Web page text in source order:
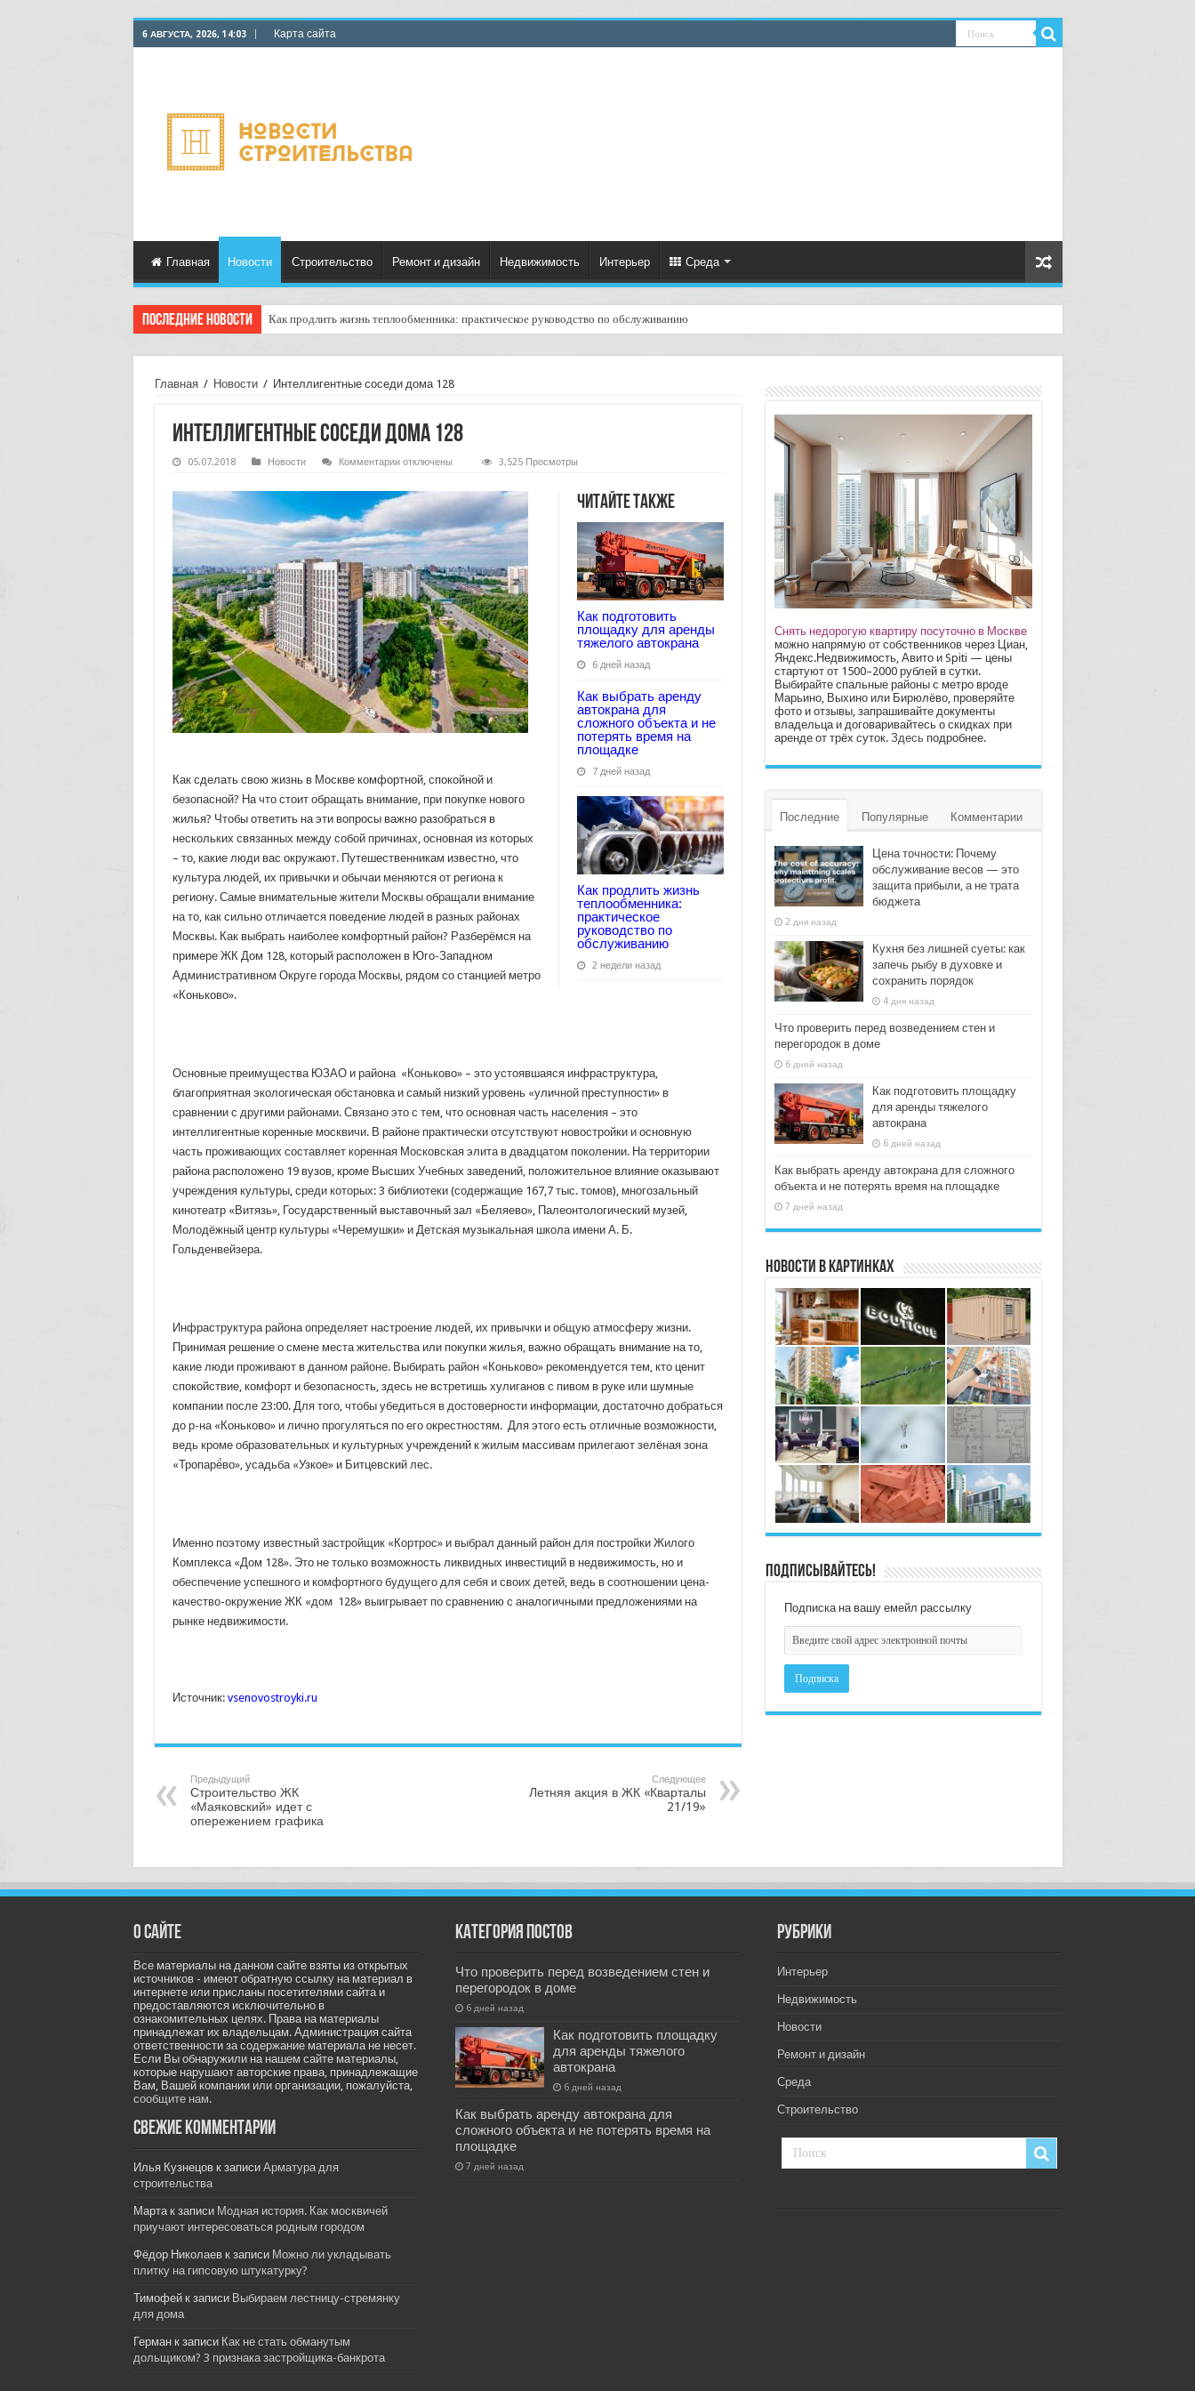
6 АВГУСТА, 2026, 14:03 Карта сайта
Главная Новости Строительство Ремонт и дизайн Недвижимость Интерьер Среда
Последние новости Как продлить жизнь теплообменника: практическое руководство по обслуживанию
Горбыль как дрова: недооценённый ресурс для тепла, экономии и творчества
Главная / Новости / Интеллигентные соседи дома 128
Интеллигентные соседи дома 128
05.07.2018 Новости Комментариик
соседи
дома
128
отключены 3,525 Просмотры
Читайте также
Как подготовить
площадку для аренды
тяжелого автокрана
6 дней назад
Как выбрать аренду
автокрана для
сложного объекта и не
потерять время на
площадке
7 дней назад
Как продлить жизнь
теплообменника:
практическое
руководство по
обслуживанию
2 недели назад
Как сделать свою жизнь в Москве комфортной, спокойной и
безопасной? На что стоит обращать внимание, при покупке нового
жилья? Чтобы ответить на эти вопросы важно разобраться в
нескольких связанных между собой причинах, основная из которых
– то, какие люди вас окружают. Путешественникам известно, что
культура людей, их привычки и обычаи меняются от региона к
региону. Самые внимательные жители Москвы обращали внимание
на то, как сильно отличается поведение людей в разных районах
Москвы. Как выбрать наиболее комфортный район? Разберёмся на
примере ЖК Дом 128, который расположен в Юго-Западном
Административном Округе города Москвы, рядом со станцией метро
«Коньково».
Основные преимущества ЮЗАО и района «Коньково» – это устоявшаяся инфраструктура,
благоприятная экологическая обстановка и самый низкий уровень «уличной преступности» в
сравнении с другими районами. Связано это с тем, что основная часть населения – это
интеллигентные коренные москвичи. В районе практически отсутствуют новостройки и основную
часть проживающих составляет коренная Московская элита в двадцатом поколении. На территории
района расположено 19 вузов, кроме Высших Учебных заведений, положительное влияние оказывают
учреждения культуры, среди которых: 3 библиотеки (содержащие 167,7 тыс. томов), многозальный
кинотеатр «Витязь», Государственный выставочный зал «Беляево», Палеонтологический музей,
Молодёжный центр культуры «Черемушки» и Детская музыкальная школа имени А. Б.
Гольденвейзера.
Инфраструктура района определяет настроение людей, их привычки и общую атмосферу жизни.
Принимая решение о смене места жительства или покупки жилья, важно обращать внимание на то,
какие люди проживают в данном районе. Выбирать район «Коньково» рекомендуется тем, кто ценит
спокойствие, комфорт и безопасность, здесь не встретишь хулиганов с пивом в руке или шумные
компании после 23:00. Для того, чтобы убедиться в достоверности информации, достаточно добраться
до р-на «Коньково» и лично прогуляться по его окрестностям. Для этого есть отличные возможности,
ведь кроме образовательных и культурных учреждений к жилым массивам прилегают зелёная зона
«Тропарё́во», усадьба «Узкое» и Битцевский лес.
Именно поэтому известный застройщик «Кортрос» и выбрал данный район для постройки Жилого
Комплекса «Дом 128». Это не только возможность ликвидных инвестиций в недвижимость, но и
обеспечение успешного и комфортного будущего для себя и своих детей, ведь в соотношении цена-
качество-окружение ЖК «дом 128» выигрывает по сравнению с аналогичными предложениями на
рынке недвижимости.
Источник: vsenovostroyki.ru
Предыдущий
Строительство ЖК
«Маяковский» идет с
опережением графика
Следующее
Летняя акция в ЖК «Кварталы
21/19»
Снять недорогую квартиру посуточно в Москве
можно напрямую от собственников через Циан,
Яндекс.Недвижимость, Авито и Spiti — цены
стартуют от 1500–2000 рублей в сутки.
Выбирайте спальные районы с метро вроде
Марьино, Выхино или Бирюлёво, проверяйте
фото и отзывы, запрашивайте документы
владельца и договаривайтесь о скидках при
аренде от трёх суток. Здесьподробнее.
Последние Популярные Комментарии
Цена точности: Почему
обслуживание весов — это
защита прибыли, а не трата
бюджета
2 дня назад
Кухня без лишней суеты: как
запечь рыбу в духовке и
сохранить порядок
4 дня назад
Что проверить перед возведением стен и
перегородок в доме
6 дней назад
Как подготовить площадку
для аренды тяжелого
автокрана
6 дней назад
Как выбрать аренду автокрана для сложного
объекта и не потерять время на площадке
7 дней назад
Новости в картинках
Подписывайтесь!
Подписка на вашу емейл рассылку
О сайте
Все материалы на данном сайте взяты из открытых
источников - имеют обратную ссылку на материал в
интернете или присланы посетителями сайта и
предоставляются исключительно в
ознакомительных целях. Права на материалы
принадлежат их владельцам. Администрация сайта
ответственности за содержание материала не несет.
Если Вы обнаружили на нашем сайте материалы,
которые нарушают авторские права, принадлежащие
Вам, Вашей компании или организации, пожалуйста,
сообщите нам.
Свежие комментарии
Илья Кузнецовк записи Арматура для
строительства
Мартак записи Модная история. Как москвичей
приучают интересоваться родным городом
Фёдор Николаевк записи Можно ли укладывать
плитку на гипсовую штукатурку?
Тимофейк записи Выбираем лестницу-стремянку
для дома
Германк записи Как не стать обманутым
дольщиком? 3 признака застройщика-банкрота
Категория постов
Что проверить перед возведением стен и
перегородок в доме
6 дней назад
Как подготовить площадку
для аренды тяжелого
автокрана
6 дней назад
Как выбрать аренду автокрана для
сложного объекта и не потерять время на
площадке
7 дней назад
РУбрики
Интерьер
Недвижимость
Новости
Ремонт и дизайн
Среда
Строительство